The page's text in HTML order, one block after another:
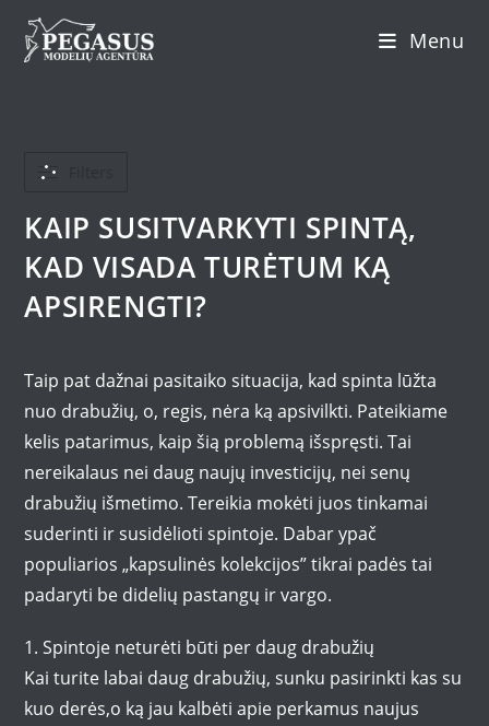
content
Menu
KAIP SUSITVARKYTI SPINTĄ,
KAD VISADA TURĖTUM KĄ
APSIRENGTI?
Taip pat dažnai pasitaiko situacija, kad spinta lūžta
nuo drabužių, o, regis, nėra ką apsivilkti. Pateikiame
kelis patarimus, kaip šią problemą išspręsti. Tai
nereikalaus nei daug naujų investicijų, nei senų
drabužių išmetimo. Tereikia mokėti juos tinkamai
suderinti ir susidėlioti spintoje. Dabar ypač
populiarios „kapsulinės kolekcijos” tikrai padės tai
padaryti be didelių pastangų ir vargo.
1. Spintoje neturėti būti per daug drabužių
Kai turite labai daug drabužių, sunku pasirinkti kas su
kuo derės,o ką jau kalbėti apie perkamus naujus